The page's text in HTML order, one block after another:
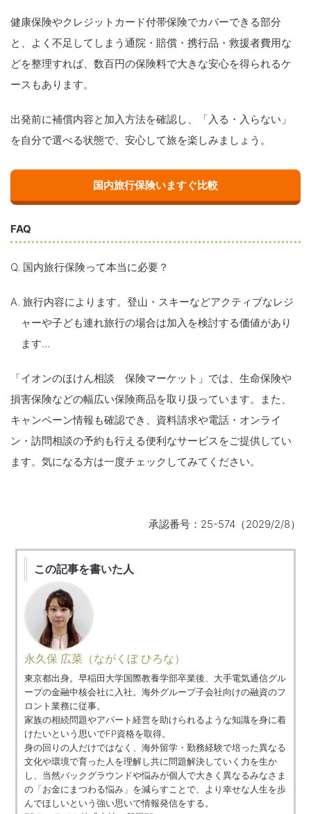
健康保険やクレジットカード付帯保険でカバーできる部分
と、よく不足してしまう通院・賠償・携行品・救援者費用な
どを整理すれば、数百円の保険料で大きな安心を得られるケ
ースもあります。
出発前に補償内容と加入方法を確認し、「入る・入らない」
を自分で選べる状態で、安心して旅を楽しみましょう。
国内旅行保険いますぐ比較
FAQ
Q. 国内旅行保険って本当に必要？
A. 旅行内容によります。登山・スキーなどアクティブなレジ
ャーや子ども連れ旅行の場合は加入を検討する価値があり
ます…
「イオンのほけん相談 保険マーケット」では、生命保険や
損害保険などの幅広い保険商品を取り扱っています。また、
キャンペーン情報も確認でき、資料請求や電話・オンライ
ン・訪問相談の予約も行える便利なサービスをご提供してい
ます。気になる方は一度チェックしてみてください。
承認番号：25-574（2029/2/8）
この記事を書いた人
永久保 広菜（ながくぼ ひろな）
東京都出身。早稲田大学国際教養学部卒業後、大手電気通信グル
ープの金融中核会社に入社。海外グループ子会社向けの融資のフ
ロント業務に従事。
家族の相続問題やアパート経営を助けられるような知識を身に着
けたいという思いでFP資格を取得。
身の回りの人だけではなく、海外留学・勤務経験で培った異なる
文化や環境で育った人を理解し共に問題解決していく力を生か
し、当然バックグラウンドや悩みが個人で大きく異なるみなさま
の「お金にまつわる悩み」を減らすことで、より幸せな人生を歩
んでほしいという強い思いで情報発信をする。